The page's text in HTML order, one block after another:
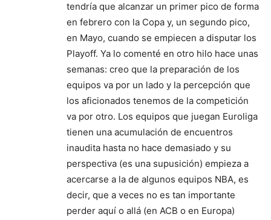
tendría que alcanzar un primer pico de forma
en febrero con la Copa y, un segundo pico,
en Mayo, cuando se empiecen a disputar los
Playoff. Ya lo comenté en otro hilo hace unas
semanas: creo que la preparación de los
equipos va por un lado y la percepción que
los aficionados tenemos de la competición
va por otro. Los equipos que juegan Euroliga
tienen una acumulación de encuentros
inaudita hasta no hace demasiado y su
perspectiva (es una supusición) empieza a
acercarse a la de algunos equipos NBA, es
decir, que a veces no es tan importante
perder aquí o allá (en ACB o en Europa)